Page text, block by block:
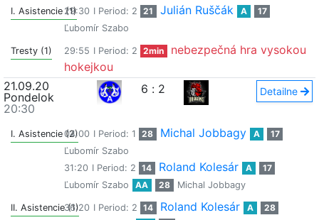
I. Asistencie (1)29:30 I Period: 2 21 Julián Ruščák A
17
Ľubomír Szabo
Tresty (1) 29:55 I Period: 2 2min
nebezpečná hra vysokou
hokejkou
21.09.20
Pondelok
20:30
6 : 2 Detailne
I. Asistencie (2)04:00 I Period: 1 28 Michal Jobbagy A
17
Ľubomír Szabo
31:20 I Period: 2 14 Roland Kolesár A
17
Ľubomír Szabo
AA 28 Michal Jobbagy
II. Asistencie (1)
36:20 I Period: 2 14 Roland Kolesár A
28